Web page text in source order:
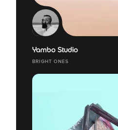
Yambo Studio
BRIGHT ONES